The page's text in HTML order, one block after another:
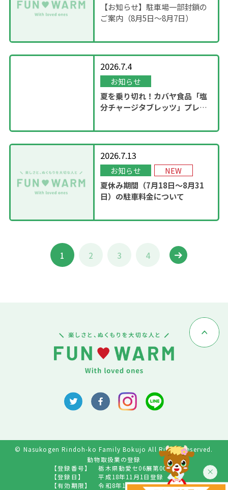
【お知らせ】駐車場一部封鎖の
ご案内（8月5日〜8月7日）
2026.7.4
お知らせ
夏を乗り切れ！カバヤ食品「塩
分チャージタブレッツ」プレゼ
2026.7.13
お知らせ NEW
夏休み期間（7月18日～8月31
日）の駐車料金について
1 2 3 4
© Nasukogen Rindoh-ko Family Bokujo All Rights Reserved.
動物取扱業の登録
【登録番号】
栃木県動愛セ06展第009号
【登録日】
平成18年11月1日登録
【有効期限】
令和8年10月31日